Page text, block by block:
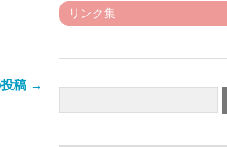
稿 →
リンク集